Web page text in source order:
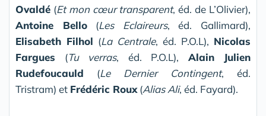
Ovaldé (Et mon cœur transparent, éd. de L’Olivier),
Antoine Bello(Les Eclaireurs, éd. Gallimard),
Elisabeth Filhol (La Centrale, éd. P.O.L), Nicolas
Fargues (Tu verras, éd. P.O.L), Alain Julien
Rudefoucauld (Le Dernier Contingent, éd.
Tristram) et Frédéric Roux(Alias Ali, éd. Fayard).